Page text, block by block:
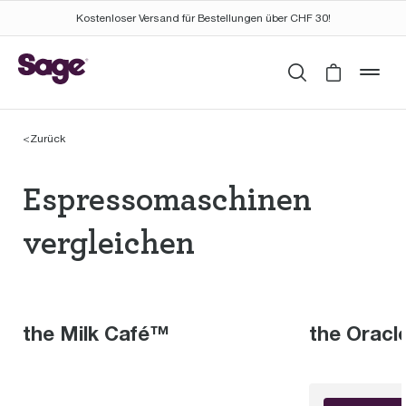
Kostenloser Versand für Bestellungen über CHF 30!
SuchenCart is
<Zurück
Espressomaschinen
vergleichen
the Milk Café™ the